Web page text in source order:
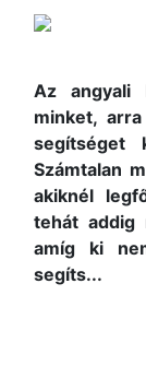
Az angyali
minket,
segítséget
Számtalan
akiknél
tehát addig
amíg ki
segíts...